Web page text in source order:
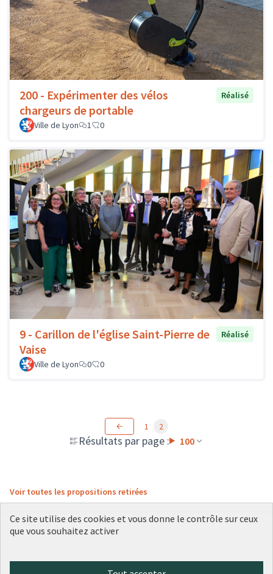
200 - Expérimenter des vélos
chargeurs de portable
Réalisé
Ville de Lyon 1 0
9 - Carillon de l'église Saint-Pierre de
Vaise
Réalisé
Ville de Lyon 0 0
Résultats par page : 100
1 2
Voir toutes les propositions retirées
Ce site utilise des cookies et vous donne le contrôle sur ceux
que vous souhaitez activer